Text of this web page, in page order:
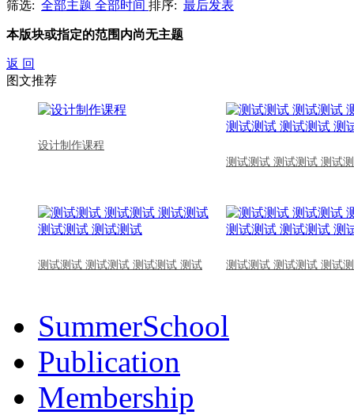
筛选: 全部主题 全部时间 排序: 最后发表
本版块或指定的范围内尚无主题
返 回
图文推荐
设计制作课程
测试测试 测试测试 测试
测试测试 测试测试 测试测试 测试 测试测试 测试测试 测试
SummerSchool
Publication
Membership